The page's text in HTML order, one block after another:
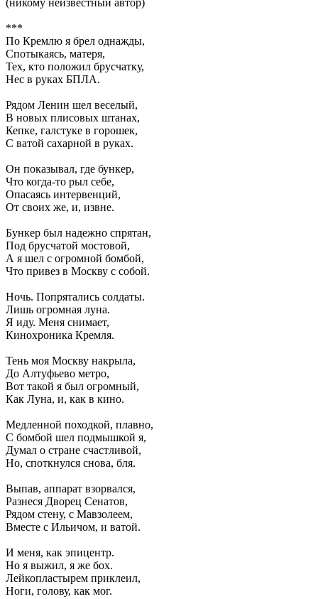
***
По Кремлю я брел однажды,
Спотыкаясь, матеря,
Тех, кто положил брусчатку,
Нес в руках БПЛА.
Рядом Ленин шел веселый,
В новых плисовых штанах,
Кепке, галстуке в горошек,
С ватой сахарной в руках.
Он показывал, где бункер,
Что когда-то рыл себе,
Опасаясь интервенций,
От своих же, и, извне.
Бункер был надежно спрятан,
Под брусчатой мостовой,
А я шел с огромной бомбой,
Что привез в Москву с собой.
Ночь. Попрятались солдаты.
Лишь огромная луна.
Я иду. Меня снимает,
Кинохроника Кремля.
Тень моя Москву накрыла,
До Алтуфьево метро,
Вот такой я был огромный,
Как Луна, и, как в кино.
Медленной походкой, плавно,
С бомбой шел подмышкой я,
Думал о стране счастливой,
Но, споткнулся снова, бля.
Выпав, аппарат взорвался,
Разнеся Дворец Сенатов,
Рядом стену, с Мавзолеем,
Вместе с Ильичом, и ватой.
И меня, как эпицентр.
Но я выжил, я же бох.
Лейкопластырем приклеил,
Ноги, голову, как мог.